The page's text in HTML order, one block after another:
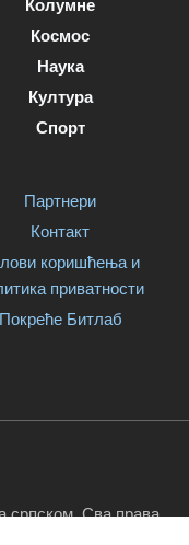
Колумне
Космос
Наука
Култура
Спорт
Партнери
Контакт
коришћења и
приватности
Покреће Битлаб
српском. Сва права